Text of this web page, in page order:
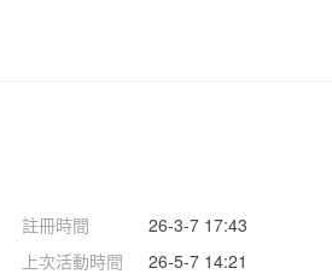
註冊時間
26-3-7 17:43
上次活動時間
26-5-7 14:21